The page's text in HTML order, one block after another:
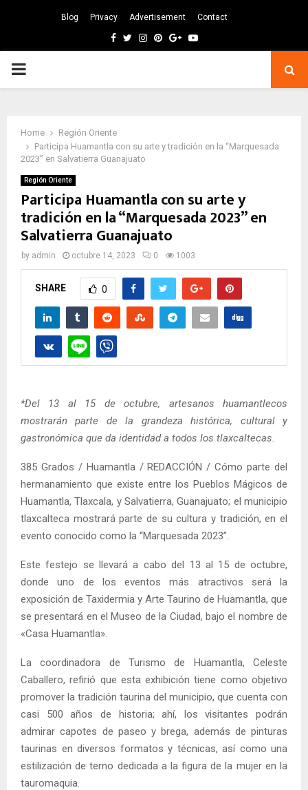
Blog Privacy Advertisement Contact
Facebook
TwitterInstagram
Pinterest
GoogleYoutube
PRIMARY
Home
Región Oriente
Participa Huamantla con su arte y tradición en la “Marquesada
2023” en Salvatierra Guanajuato
Región Oriente
Participa Huamantla con su arte y
tradición en la “Marquesada 2023” en
Salvatierra Guanajuato
by admin octubre 14, 2023 0 1003
SHARE 0
*Del 13 al 15 de octubre, artesanos huamantlecos
mostrarán parte de la grandeza histórica, cultural y
gastronómica que da identidad a todos los tlaxcaltecas.
385 Grados / Huamantla / REDACCIÓN / Cómo parte del
hermanamiento que existe entre los Pueblos Mágicos de
Huamantla, Tlaxcala, y Salvatierra, Guanajuato; el municipio
tlaxcalteca mostrará parte de su cultura y tradición, en el
evento conocido como la “Marquesada 2023”.
Este festejo se llevará a cabo del 13 al 15 de octubre,
donde uno de los eventos más atractivos será la
exposición de Taxidermia y Arte Taurino de Huamantla, que
se presentará en el Museo de la Ciudad, bajo el nombre de
«Casa Huamantla».
La coordinadora de Turismo de Huamantla, Celeste
Caballero, refirió que esta exhibición tiene como objetivo
promover la tradición taurina del municipio, que cuenta con
casi 500 años de historia; ahí, los visitantes podrán
admirar capotes de paseo y brega, además de pinturas
taurinas en diversos formatos y técnicas, así como una
estilización de terno dedicada a la figura de la mujer en la
tauromaquia.